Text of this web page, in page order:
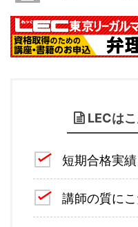
LECは
短期合格実
講師の質に